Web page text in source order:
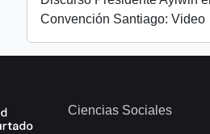
Convención Santiago: Video
Ciencias Sociales